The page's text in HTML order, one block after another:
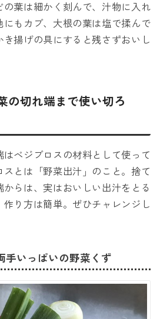
葉は細かく刻んで、汁物に入れ
もカブ、大根の葉は塩で揉んで
揚げの具にすると残さずおいし
の切れ端まで使い切ろ
ベジブロスの材料として使って
とは「野菜出汁」のこと。捨て
らは、実はおいしい出汁をとる
り方は簡単。ぜひチャレンジし
手いっぱいの野菜くず